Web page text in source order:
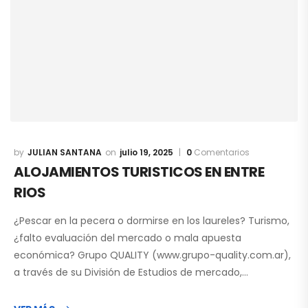
JULIAN SANTANA julio 19, 2025 0 Comentarios
ALOJAMIENTOS TURISTICOS EN ENTRE
RIOS
¿Pescar en la pecera o dormirse en los laureles? Turismo,
¿falto evaluación del mercado o mala apuesta
económica? Grupo QUALITY (www.grupo-quality.com.ar),
a través de su División de Estudios de mercado,…